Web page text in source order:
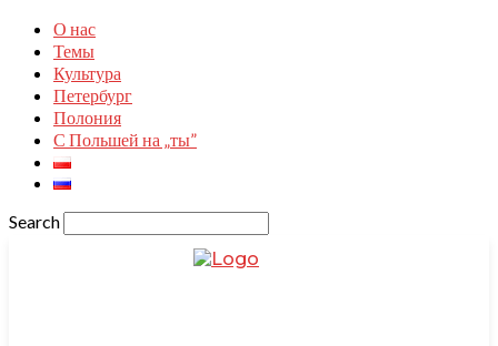
О нас
Темы
Культура
Петербург
Полония
С Польшей на „ты”
Search